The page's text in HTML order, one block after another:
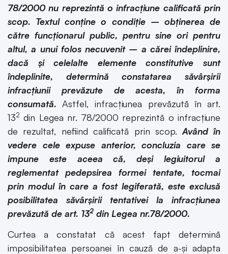
78/2000 nu reprezintă o infracțiune calificată prin
scop. Textul conține o condiție – obținerea de
către funcționarul public, pentru sine ori pentru
altul, a unui folos necuvenit – a cărei îndeplinire,
dacă și celelalte elemente constitutive sunt
îndeplinite, determină constatarea săvârșirii
infracțiunii prevăzute de acesta, în forma
consumată. Astfel, infracțiunea prevăzută în art.
132 din Legea nr. 78/2000 reprezintă o infracțiune
de rezultat, nefiind calificată prin scop. Având în
vedere cele expuse anterior, concluzia care se
impune este aceea că,
deși legiuitorul a
reglementat pedepsirea formei tentate, tocmai
prin modul în care a fost legiferată, este exclusă
posibilitatea săvârșirii tentativei la infracțiunea
prevăzută de art. 132 din Legea nr.78/2000.
Curtea a constatat că acest fapt determină
imposibilitatea persoanei în cauză de a-și adapta